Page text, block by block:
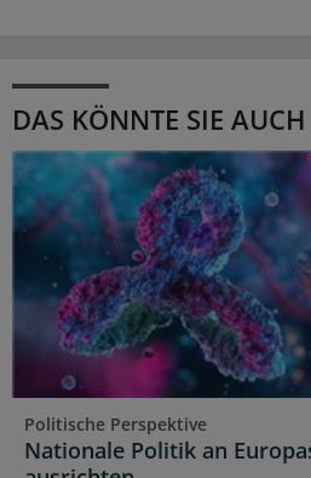
DAS KÖNNTE SIE AUCH
Politische Perspektive
Nationale Politik an